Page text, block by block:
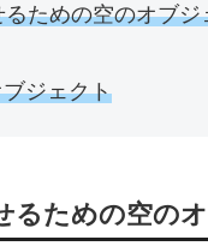
ための空のオブ
ジェクト
るための空の